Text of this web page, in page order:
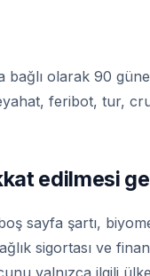
bağlı olarak 90
feribot, tur,
edilmesi
sayfa şartı,
sigortası ve
yalnızca ilgili